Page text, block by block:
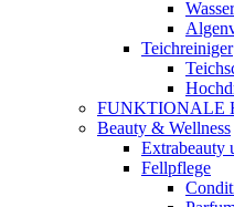
Teichreiniger
FUNKTIONALE
Beauty & Wellness
Extrabeauty
Fellpflege